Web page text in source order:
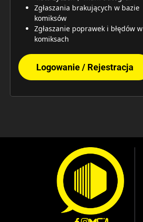
Zgłaszania brakujących w bazie
komiksów
Zgłaszanie poprawek i błędów w
komiksach
Logowanie / Rejestracja